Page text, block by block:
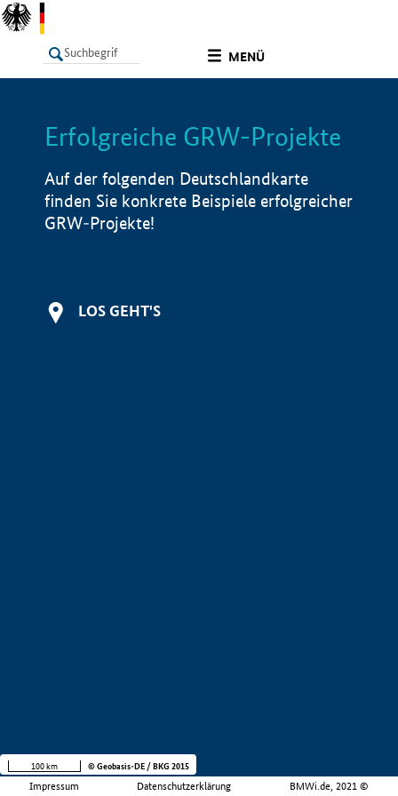
MENÜ
LISTE Info
Erfolgreiche GRW-Projekte
Auf der folgenden Deutschlandkarte
finden Sie konkrete Beispiele erfolgreicher
GRW-Projekte!
LOS GEHT'S
Impressum Datenschutzerklärung BMWi.de, 2021 ©
100 km © Geobasis-DE / BKG 2015